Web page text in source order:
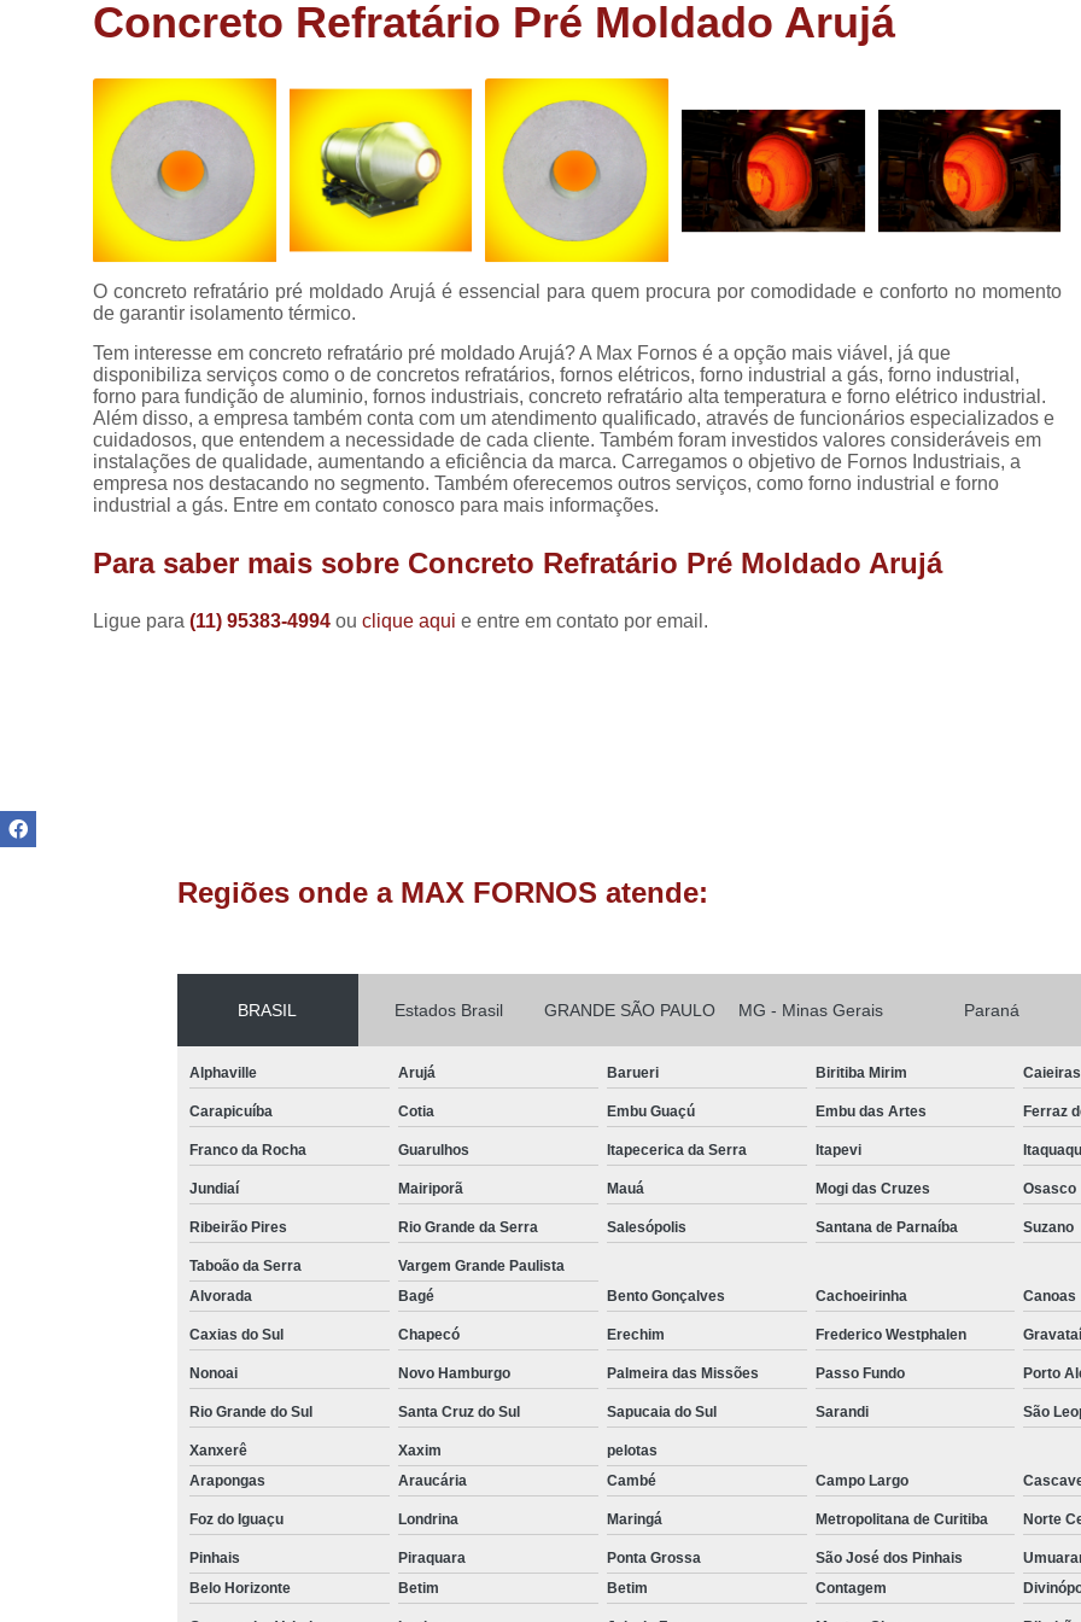
aluminio
alumínio
Fornos de
Fornos de
industrial
Fornos
elétricos
Fornos
industriais
Fornos para
alumínio
Fornos para
fusão de
alumínios
Manutenção
de painéis
Reformas de
Resistências
Forno Cadinho para Fundição de
Forno Industrial de Fundição de Peças de
Forno de Fundir Peças de Alumínio
Forno Industrial de Fundir Alumínio
Forno para Fundir Peça de Alumínio
Fornos Fundir Alumínio
Fornos para Fundir
Forno a Oleo para Fundição
Forno a Oleo para Fundição de Bronze
Forno a Oleo Queimado
Forno de
Forno para
Forno Basculante de Alumínio
Forno
Forno Basculante Manual
Forno Basculante
Forno
Forno para Fundir Peças de Alumínio
Forno de Fusão
Forno de Fusão
Forno de Fusão de Metais
Forno de
Forno de Fusão para Zamac
Forno de
Forno para Fusão de Metais
Forno Industrial a Gás para Fusão de Aluminio
Forno Industrial a Gás para Fusão
Forno Industrial para Fusão
Forno Industrial para Fusão de Metal
Forno para Fusão Industrial
Forno
Forno Elétrico Industrial Novo
Forno
Forno Elétrico para Derreter Ouro
Forno Elétrico para Fundição
Forno Elétrico para Indústria
Empresas de Fornos Industriais
Concreto Refratário Pré Moldado Arujá
O concreto refratário pré moldado Arujá é essencial para quem procura por comodidade e conforto no momento
de garantir isolamento térmico.
Tem interesse em concreto refratário pré moldado Arujá? A Max Fornos é a opção mais viável, já que
disponibiliza serviços como o de concretos refratários, fornos elétricos, forno industrial a gás, forno industrial,
forno para fundição de aluminio, fornos industriais, concreto refratário alta temperatura e forno elétrico industrial.
Além disso, a empresa também conta com um atendimento qualificado, através de funcionários especializados e
cuidadosos, que entendem a necessidade de cada cliente. Também foram investidos valores consideráveis em
instalações de qualidade, aumentando a eficiência da marca. Carregamos o objetivo de Fornos Industriais, a
empresa nos destacando no segmento. Também oferecemos outros serviços, como forno industrial e forno
industrial a gás. Entre em contato conosco para mais informações.
Para saber mais sobre Concreto Refratário Pré Moldado Arujá
Ligue para(11) 95383-4994ouclique aqui e entre em contato por email.
Regiões onde a MAX FORNOS atende:
BRASIL Estados Brasil GRANDE SÃO PAULO MG - Minas Gerais Paraná
Alphaville Arujá Barueri Biritiba Mirim Caieiras
Carapicuíba Cotia Embu Guaçú Embu das Artes Ferraz
Franco da Rocha Guarulhos Itapecerica da Serra Itapevi
Jundiaí Mairiporã Mauá Mogi das Cruzes Osasco
Ribeirão Pires Rio Grande da Serra Salesópolis Santana de Parnaíba Suzano
Taboão da Serra
Vargem Grande Paulista
Alvorada
Bagé Bento Gonçalves Cachoeirinha Canoas
Caxias do Sul Chapecó Erechim Frederico Westphalen Gravataí
Nonoai Novo Hamburgo Palmeira das Missões Passo Fundo Porto
Rio Grande do Sul Santa Cruz do Sul Sapucaia do Sul Sarandi São
Xanxerê Xaxim
pelotas
Arapongas
Araucária Cambé Campo Largo
Foz do Iguaçu Londrina Maringá Metropolitana de Curitiba Norte
Pinhais Piraquara Ponta Grossa São José dos Pinhais
Belo Horizonte
Betim Betim Contagem